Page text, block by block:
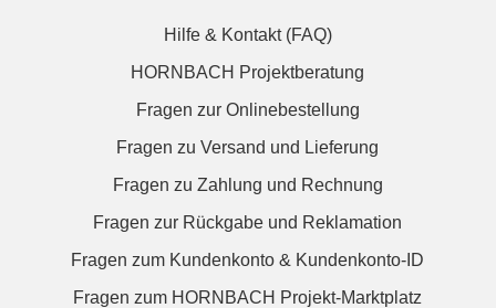
Hilfe & Kontakt (FAQ)
HORNBACH Projektberatung
Fragen zur Onlinebestellung
Fragen zu Versand und Lieferung
Fragen zu Zahlung und Rechnung
Fragen zur Rückgabe und Reklamation
Fragen zum Kundenkonto & Kundenkonto-ID
Fragen zum HORNBACH Projekt-Marktplatz